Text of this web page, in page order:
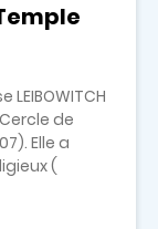
de
Elle a
(